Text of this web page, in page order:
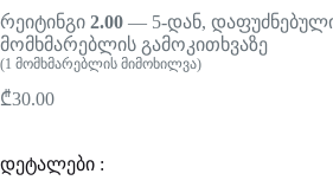
რეიტინგი 2.00 — 5-დან,
მომხმარებლის გამოკითხვაზე
(1 მომხმარებლის მიმოხილვა)
₾30.00
დეტალები :